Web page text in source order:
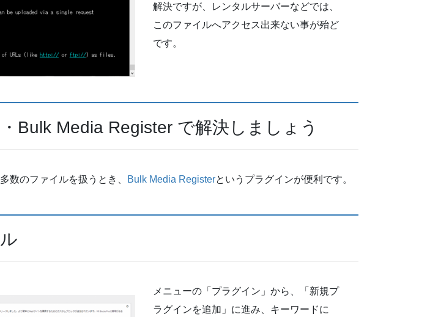
解決ですが、レンタルサーバーなどでは、
このファイルへアクセス出来ない事が殆ど
です。
Bulk Media Register で解決しましょう
数のファイルを扱うとき、 Bulk Media Registerというプラグインが便利です。
メニューの「プラグイン」から、「新規プ
ラグインを追加」に進み、キーワードに